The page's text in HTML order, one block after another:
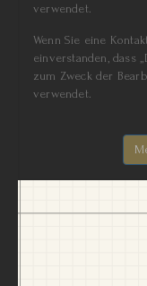
verwendet.
Wenn Sie eine
einverstanden, dass
zum Zweck der
verwendet.